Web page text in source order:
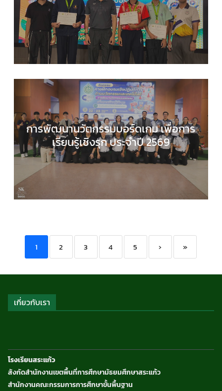
COMPUTER SCIENCE
กลุ่มสาระการเรียนรู้วิทยาศ
ละเทคโนโลยี, กิจกรรมของเรา, กิจกรรมนักเรียน,
ประชาสัมพันธ์
การพัฒนานวัตกรรมบอร์ดเกม เพื่อการ
เรียนรู้เชิงรุก ประจำปี 2569
COMPUTER SCIENCE, กลุ่มสาระการเรียนรู้วิทยาศา
ละเทคโนโลยี
กิจกรรมนักเรียน
1 2 3 4 5 › »
เกี่ยวกับเรา
โรงเรียนสระแก้ว
สังกัดสำนักงานเขตพื้นที่การศึกษามัธยมศึกษาสระแก้ว
สำนักงานคณะกรรมการการศึกษาขั้นพื้นฐาน